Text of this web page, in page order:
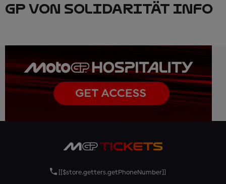
GP VON SOLIDARITÄT INFO
[[$store.getters.getPhoneNumber]]